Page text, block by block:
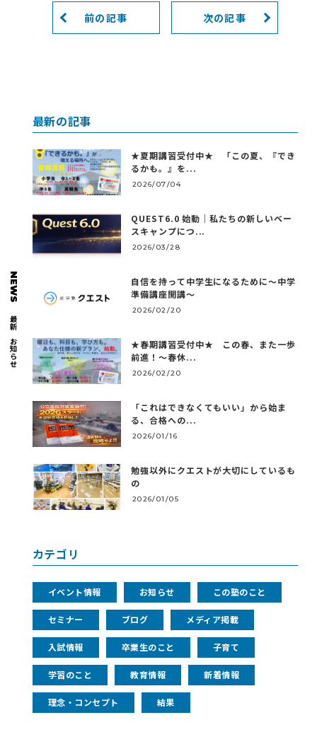
NEWS
最新のお知らせ
前の記事 次の記事
最新の記事
★夏期講習受付中★ 「この夏、『でき
るかも。』を...
2026/07/04
QUEST6.0 始動｜私たちの新しいベー
スキャンプにつ...
2026/03/28
自信を持って中学生になるために～中学
準備講座開講～
2026/02/20
★春期講習受付中★ この春、また一歩
前進！～春休...
2026/02/20
「これはできなくてもいい」から始ま
る、合格への...
2026/01/16
勉強以外にクエストが大切にしているも
の
2026/01/05
カテゴリ
イベント情報 お知らせ この塾のこと
セミナー ブログ メディア掲載
入試情報 卒業生のこと 子育て
学習のこと 教育情報 新着情報
理念・コンセプト 結果